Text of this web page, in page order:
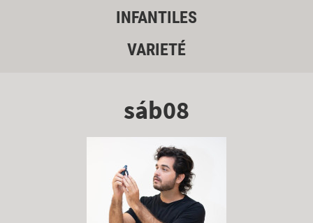
INFANTILES
VARIETÉ
sáb08